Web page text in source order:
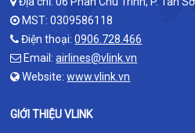
MST: 0309586118
Điện thoại:0906.728.466
Email:airlines@vlink.vn
Website:www.vlink.vn
GIỚI THIỆU VLINK